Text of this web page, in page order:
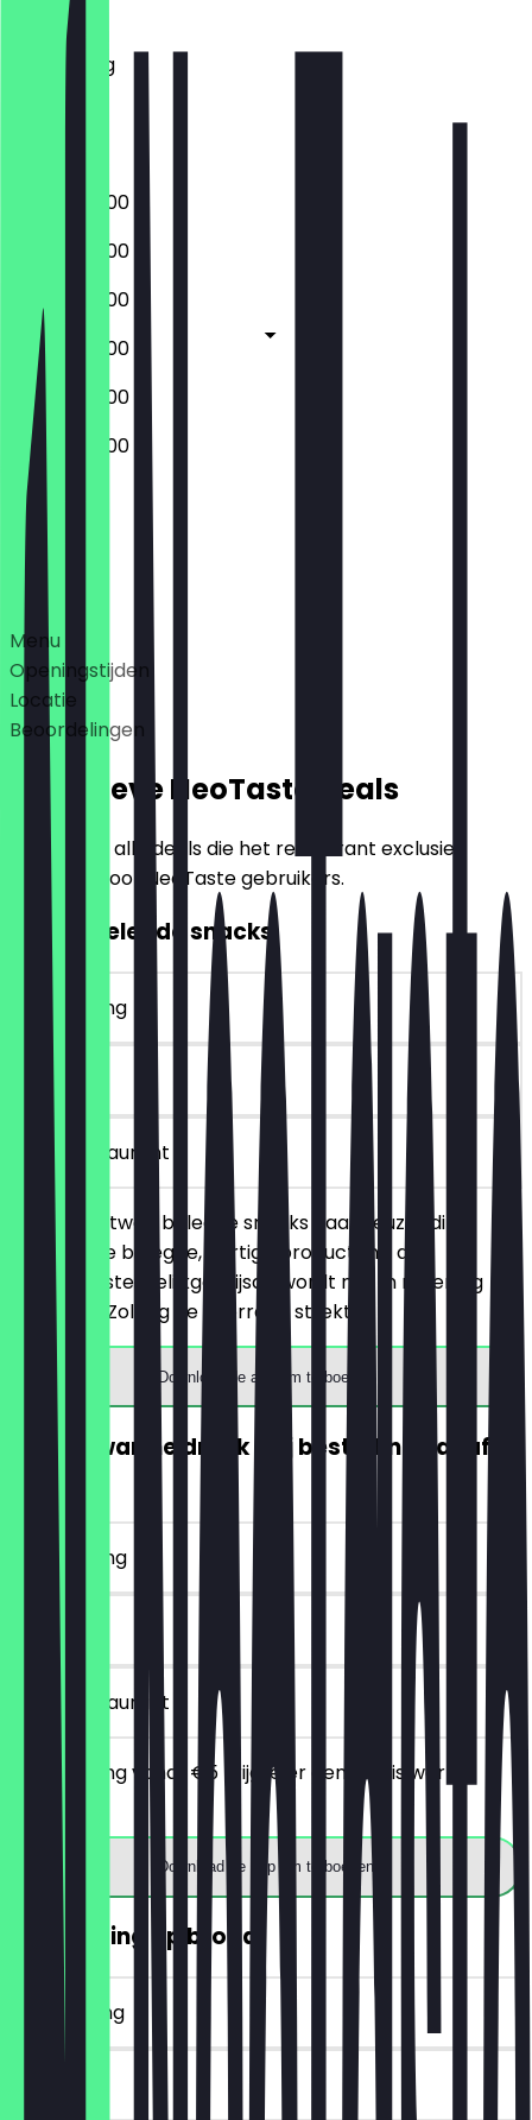
Woensdag
Donderdag
Vrijdag
07:00 - 22:00
07:00 - 22:00
07:00 - 22:00
07:00 - 22:00
07:00 - 22:00
07:00 - 22:00
Gesloten
Deals
Menu
Openingstijden
Locatie
Beoordelingen
Exclusieve NeoTaste Deals
Hier vind je alle deals die het restaurant exclusief
aanbiedt voor NeoTaste gebruikers.
2voor1 Belegde snacks
~€ 4 korting
30 dagen
in het restaurant
Je bestelt twee belegde snacks naar keuze (dit
betreft alle belegde, hartige producten), de
goedkoopste/gelijkgeprijsde wordt niet in rekening
gebracht. Zolang de voorraad strekt!
Download de app om te boeken
GRATIS warme drank (bij besteding vanaf
~€ 4 korting
7 dagen
in het restaurant
Bij besteding vanaf €5 krijg je er een gratis warme
drank bij.
Download de app om te boeken
30% korting op brood
~€ 2 korting